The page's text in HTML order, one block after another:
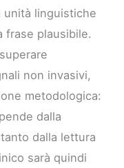
unità linguistiche
frase plausibile.
non invasivi,
metodologica:
dalla
dalla lettura
sarà quindi